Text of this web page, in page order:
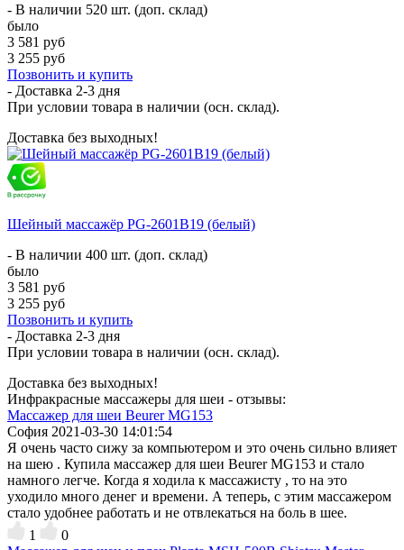
- В наличии 520 шт. (доп. склад)
было
3 581 руб
3 255 руб
Позвонить и купить
- Доставка 2-3 дня
При условии товара в наличии (осн. склад).
Доставка без выходных!
Шейный массажёр PG-2601B19 (белый)
- В наличии 400 шт. (доп. склад)
было
3 581 руб
3 255 руб
Позвонить и купить
- Доставка 2-3 дня
При условии товара в наличии (осн. склад).
Доставка без выходных!
Инфракрасные массажеры для шеи - отзывы:
Массажер для шеи Beurer MG153
София 2021-03-30 14:01:54
Я очень часто сижу за компьютером и это очень сильно влияет
на шею . Купила массажер для шеи Beurer MG153 и стало
намного легче. Когда я ходила к массажисту , то на это
уходило много денег и времени. А теперь, с этим массажером
стало удобнее работать и не отвлекаться на боль в шее.
1
0